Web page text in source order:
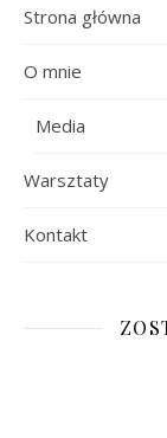
Strona główna
O mnie
Media
Warsztaty
Kontakt